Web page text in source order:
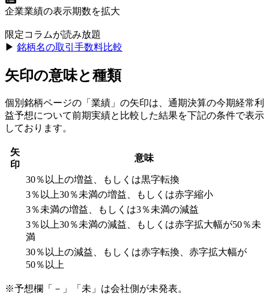
企業業績の表示期数を拡大
限定コラムが読み放題
▶︎ 銘柄名の取引手数料比較
矢印の意味と種類
個別銘柄ページの「業績」の矢印は、通期決算の今期経常利
益予想について前期実績と比較した結果を下記の条件で表示
しております。
矢
印
意味
30％以上の増益、もしくは黒字転換
3％以上30％未満の増益、もしくは赤字縮小
3％未満の増益、もしくは3％未満の減益
3％以上30％未満の減益、もしくは赤字拡大幅が50％未
満
30％以上の減益、もしくは赤字転換、赤字拡大幅が
50％以上
※予想欄「－」「未」は会社側が未発表。